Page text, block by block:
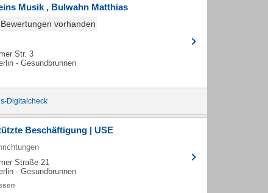
Musik , Bulwahn Matthias
vorhanden
Str. 3
- Gesundbrunnen
Digitalcheck
Beschäftigung | USE
Straße 21
- Gesundbrunnen